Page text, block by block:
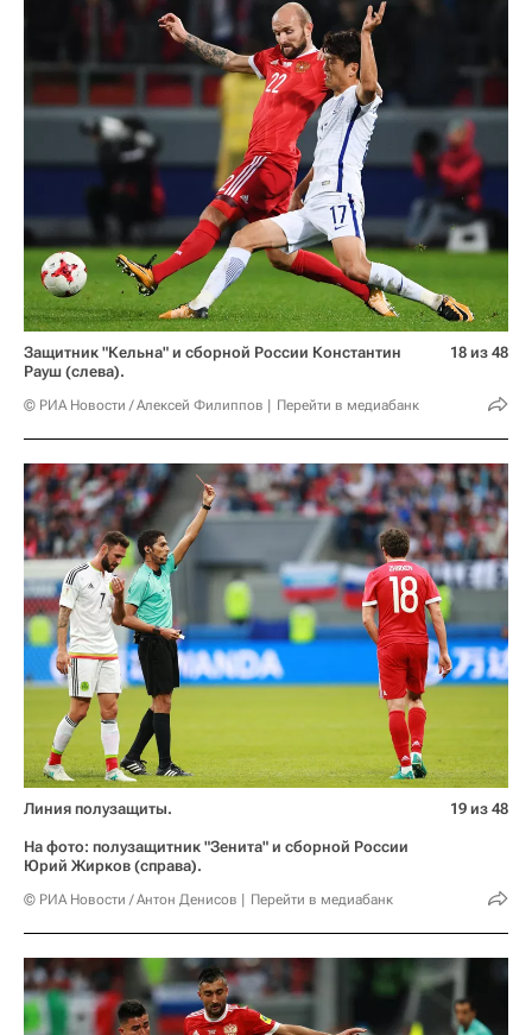
Защитник "Кельна" и сборной России Константин
Рауш (слева).
© РИА Новости / Алексей Филиппов Перейти в медиабанк
18 из 48
Линия полузащиты.
На фото: полузащитник "Зенита" и сборной России
Юрий Жирков (справа).
© РИА Новости / Антон Денисов Перейти в медиабанк
19 из 48